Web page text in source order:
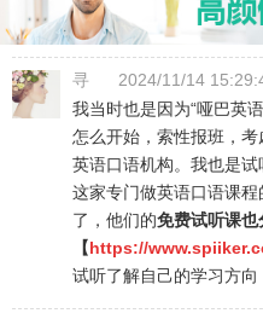
寻
2024/11/14
我当时也是因为“哑巴英
怎么开始，索性报班，
英语口语机构。我也是
这家专门做英语口语课
了，他们的免费试听课也
【https://
试听了解自己的学习方向